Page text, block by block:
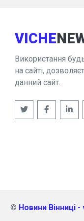
VICHE
Використання
на сайті,
данний сайт.
© Новини Вінниці